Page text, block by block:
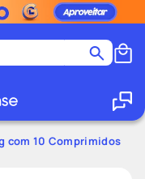
com 10 Comprimidos